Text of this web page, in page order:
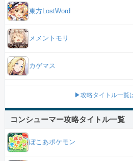
東方LostWord
メメントモリ
カゲマス
▶攻略タイトル一覧
コンシューマー攻略タイトル一覧
ぽこあポケモン